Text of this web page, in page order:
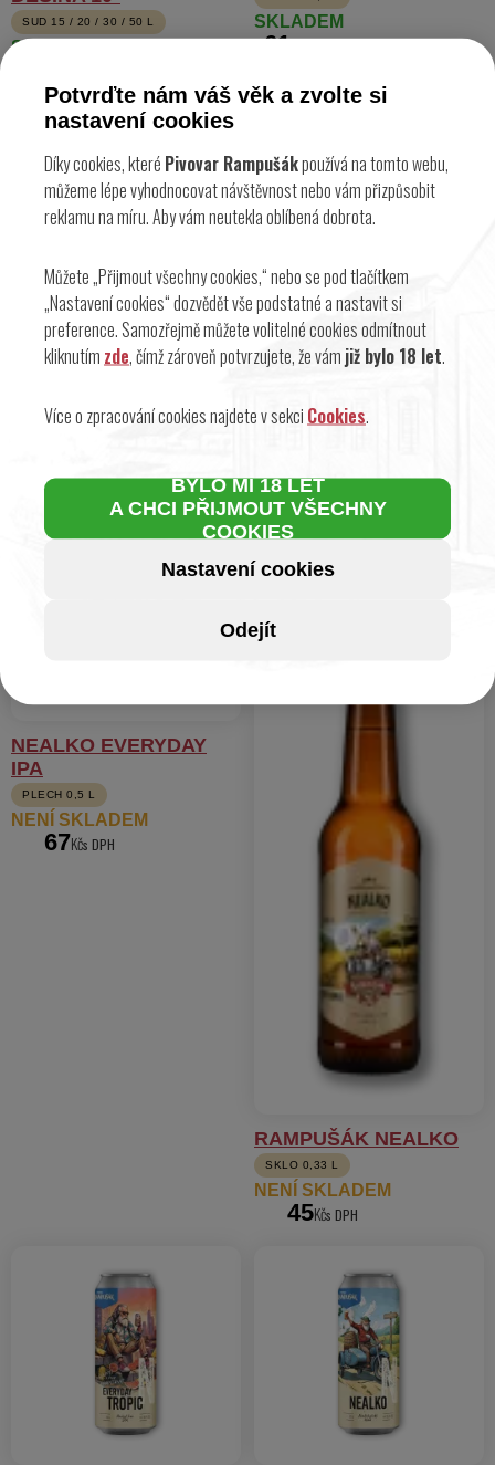
SUD 15 / 20 / 30 / 50 L
SKLADEM 61Kč
SKLADEM
NEALKO BLOOD
PLECH 0,5 L
NEALKO DRY HOP
SKLADEM
NEALKO EVERYDAY
IPA
PLECH 0,5 L
67Kč
NENÍ SKLADEM
RAMPUŠÁK NEALKO
SKLO 0,33 L
45Kč
NENÍ SKLADEM
Potvrďte nám váš věk a zvolte si
nastavení cookies
Díky cookies, které Pivovar Rampušákpoužívá na tomto webu,
můžeme lépe vyhodnocovat návštěvnost nebo vám přizpůsobit
reklamu na míru. Aby vám neutekla oblíbená dobrota.
Můžete „Přijmout všechny cookies,“ nebo se pod tlačítkem
„Nastavení cookies“ dozvědět vše podstatné a nastavit si
preference. Samozřejmě můžete volitelné cookies odmítnout
kliknutím zde, čímž zároveň potvrzujete, že vám již bylo 18 let.
Více o zpracování cookies najdete v sekci Cookies.
BYLO MI 18 LET
A CHCI PŘIJMOUT VŠECHNY
COOKIES
Nastavení cookies
Odejít